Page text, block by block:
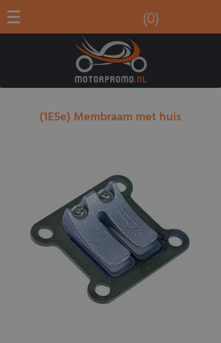
☰ (0)
(1E5e) Membraam met huis